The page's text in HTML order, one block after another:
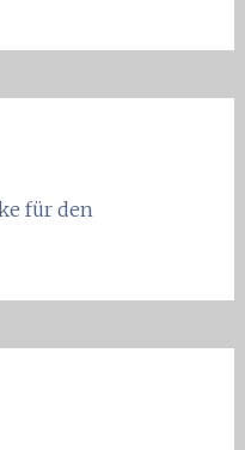
für den